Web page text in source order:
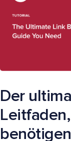
Der
benötigen